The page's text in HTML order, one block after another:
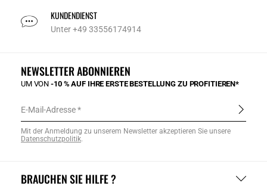
KUNDENDIENST
Unter +49 33556174914
BRAUCHEN SIE HILFE ?
NEWSLETTER ABONNIEREN
UM VON-10 % AUF IHRE ERSTE BESTELLUNG ZU PROFITIEREN*
E-Mail-Adresse
Mit der Anmeldung zu unserem Newsletter akzeptieren Sie unsere
Datenschutzpolitik.